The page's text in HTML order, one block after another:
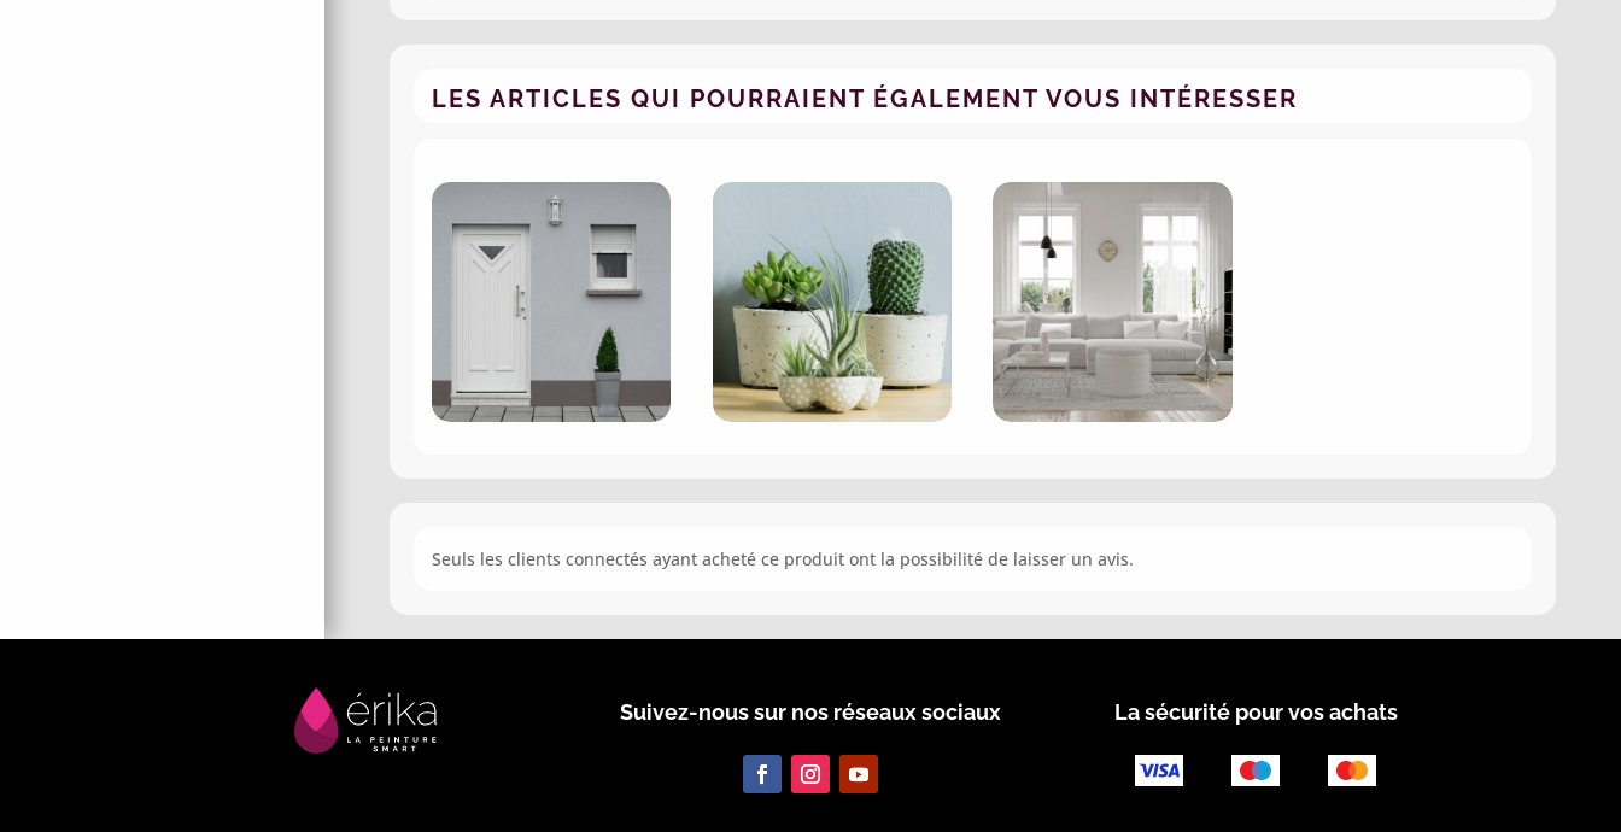
LES ARTICLES QUI POURRAIENT ÉGALEMENT VOUS INTÉRESSER
Seuls les clients connectés ayant acheté ce produit ont la possibilité de laisser un avis.
Suivez-nous sur nos réseaux sociaux La sécurité pour vos achats